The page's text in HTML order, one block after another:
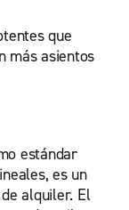
que
más asientos
estándar
es un
alquiler. El